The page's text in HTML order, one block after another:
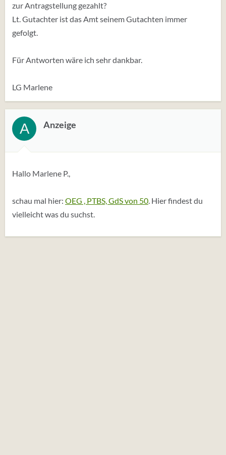
zur Antragstellung gezahlt?
Lt. Gutachter ist das Amt seinem Gutachten immer
gefolgt.
Für Antworten wäre ich sehr dankbar.
LG Marlene
A Anzeige
Hallo Marlene P.,
schau mal hier: OEG , PTBS, GdS von 50. Hier findest du
vielleicht was du suchst.